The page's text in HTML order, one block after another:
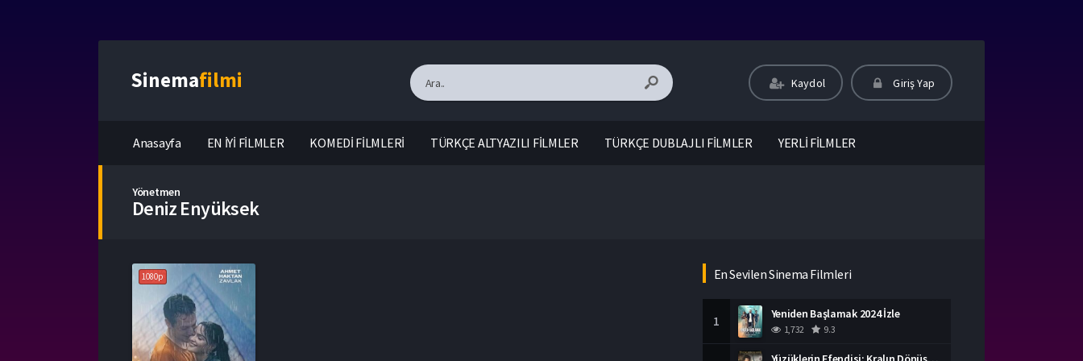
Sinemafilmi Kaydol Giriş Yap
Anasayfa EN İYİ FİLMLER KOMEDİ FİLMLERİ TÜRKÇE ALTYAZILI FİLMLER TÜRKÇE DUBLAJLI FİLMLER YERLİ FİLMLER
Yönetmen
Deniz Enyüksek
1080p En Sevilen Sinema Filmleri
1 Yeniden Başlamak 2024 İzle
1,732 9.3